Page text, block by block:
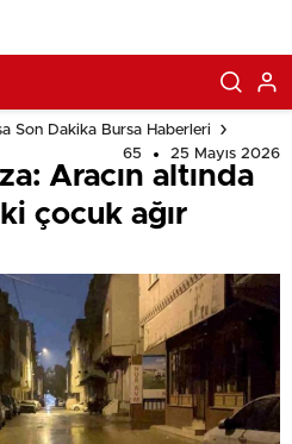
Son Dakika Bursa Haberleri
65
25 Mayıs 2026
Aracın altında
çocuk ağır